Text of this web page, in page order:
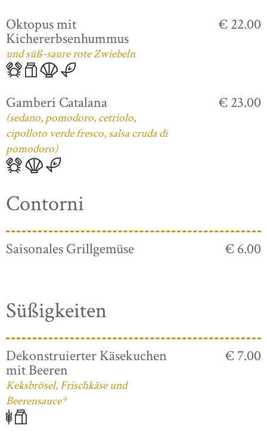
Oktopus mit
Kichererbsenhummus
und süß-saure rote Zwiebeln
€ 22.00
Gamberi Catalana
(sedano, pomodoro, cetriolo,
cipolloto verde fresco, salsa cruda di
pomodoro)
€ 23.00
Contorni
Saisonales Grillgemüse € 6.00
Süßigkeiten
Dekonstruierter Käsekuchen
mit Beeren
Keksbrösel, Frischkäse und
Beerensauce*
€ 7.00